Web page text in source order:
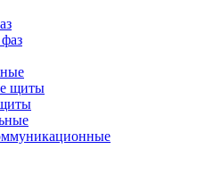
щиты